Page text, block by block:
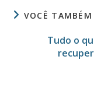
VOCÊ
Tudo o